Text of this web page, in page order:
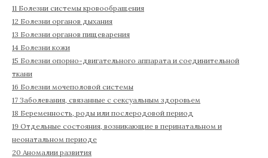
11 Болезни системы кровообращения
12 Болезни органов дыхания
13 Болезни органов пищеварения
14 Болезни кожи
15 Болезни опорно-двигательного аппарата и соединительной
ткани
16 Болезни мочеполовой системы
17 Заболевания, связанные с сексуальным здоровьем
18 Беременность, роды или послеродовой период
19 Отдельные состояния, возникающие в перинатальном и
неонатальном периоде
20 Аномалии развития